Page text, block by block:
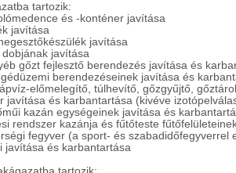
tartozik:
és -konténer javítása
javítása
javítása
javítása
gőzt fejlesztő berendezés javítása és
berendezéseinek javítása és
előmelegítő, túlhevítő, gőzgyűjtő,
javítása és karbantartása (kivéve
kazán egységeinek javítása és
rendszer kazánja és fűtőteste
fegyver (a sport- és szabadidőfegyverrel
javítása és karbantartása